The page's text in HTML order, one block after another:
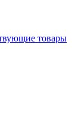
товары